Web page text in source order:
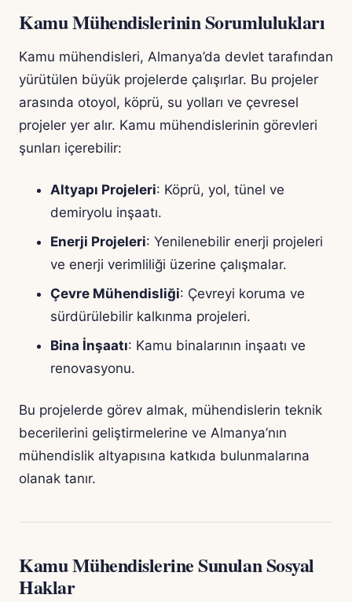
Kamu Mühendislerinin Sorumlulukları
Kamu mühendisleri, Almanya’da devlet tarafından
yürütülen büyük projelerde çalışırlar. Bu projeler
arasında otoyol, köprü, su yolları ve çevresel
projeler yer alır. Kamu mühendislerinin görevleri
şunları içerebilir:
Altyapı Projeleri: Köprü, yol, tünel ve
demiryolu inşaatı.
Enerji Projeleri: Yenilenebilir enerji projeleri
ve enerji verimliliği üzerine çalışmalar.
Çevre Mühendisliği: Çevreyi koruma ve
sürdürülebilir kalkınma projeleri.
Bina İnşaatı: Kamu binalarının inşaatı ve
renovasyonu.
Bu projelerde görev almak, mühendislerin teknik
becerilerini geliştirmelerine ve Almanya’nın
mühendislik altyapısına katkıda bulunmalarına
olanak tanır.
Kamu Mühendislerine Sunulan Sosyal
Haklar